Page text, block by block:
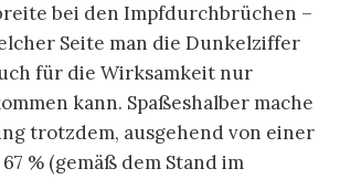
bei den Impfdurchbrüchen –
Seite man die Dunkelziffer
für die Wirksamkeit nur
kann. Spaßeshalber mache
trotzdem, ausgehend von einer
% (gemäß dem Stand im